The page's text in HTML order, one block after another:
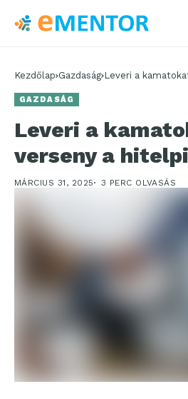
Kezdőlap Gazdaság Leveri a
GAZDASÁG
Leveri a
verseny a
MÁRCIUS 31, 2025 3 PERC OLVASÁS